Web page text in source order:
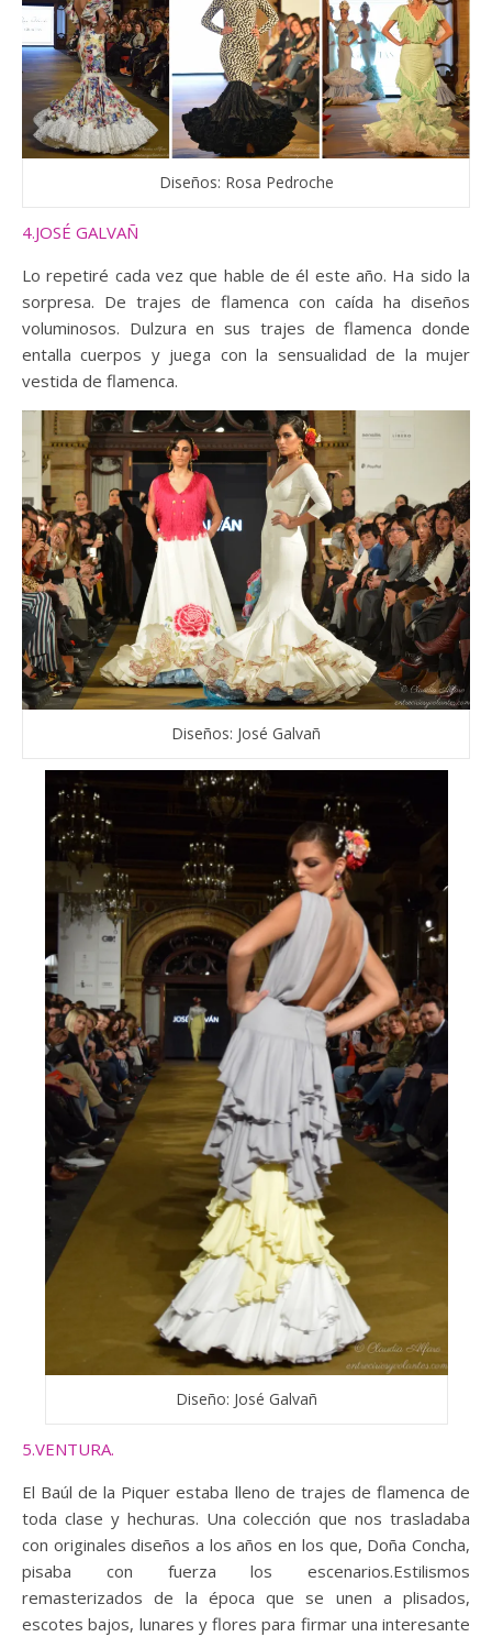
Diseños: Rosa Pedroche
4.JOSÉ GALVAÑ
Lo repetiré cada vez que hable de él este año. Ha sido la
sorpresa. De trajes de flamenca con caída ha diseños
voluminosos. Dulzura en sus trajes de flamenca donde
entalla cuerpos y juega con la sensualidad de la mujer
vestida de flamenca.
Diseños: José Galvañ
Diseño: José Galvañ
5.VENTURA.
El Baúl de la Piquer estaba lleno de trajes de flamenca de
toda clase y hechuras. Una colección que nos trasladaba
con originales diseños a los años en los que, Doña Concha,
pisaba con fuerza los escenarios.Estilismos
remasterizados de la época que se unen a plisados,
escotes bajos, lunares y flores para firmar una interesante